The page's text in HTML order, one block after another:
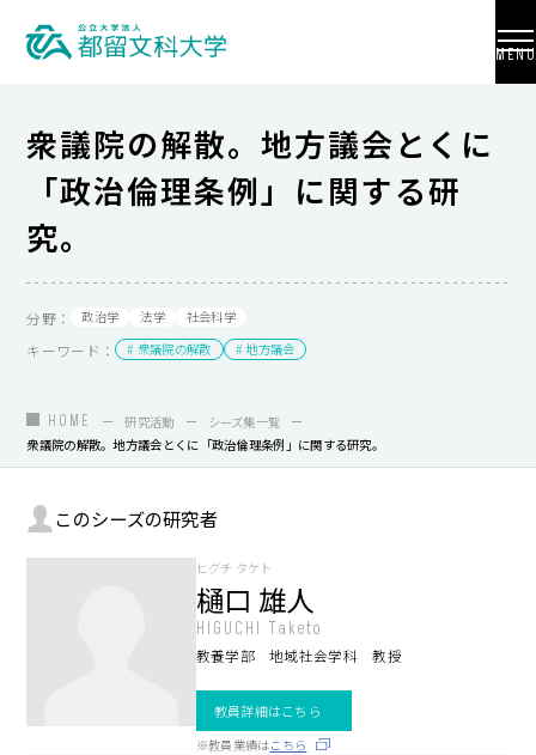
MENU
大学紹介
入試情報
学部・学科・大学院
地域連携
国際交流
教員養成
研究活動
キャンパスライフ
衆議院の解散。地方議会とくに
「政治倫理条例」に関する研
究。
分野： 政治学 法学 社会科学
キーワード： # 衆議院の解散 # 地方議会
HOME 研究活動
シーズ集一覧
衆議院の解散。地方議会とくに「政治倫理条例」に関する研究。
このシーズの研究者
ヒグチ タケト
樋口 雄人
HIGUCHI Taketo
教養学部 地域社会学科 教授
教員詳細はこちら
※教員業績はこちら